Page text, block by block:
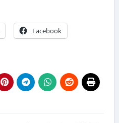
Facebook